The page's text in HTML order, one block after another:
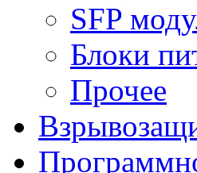
SFP
Блоки
Прочее